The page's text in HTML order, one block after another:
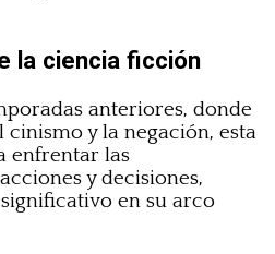
la ciencia ficción
anteriores, donde
cinismo y la negación, esta
enfrentar las
y decisiones,
en su arco